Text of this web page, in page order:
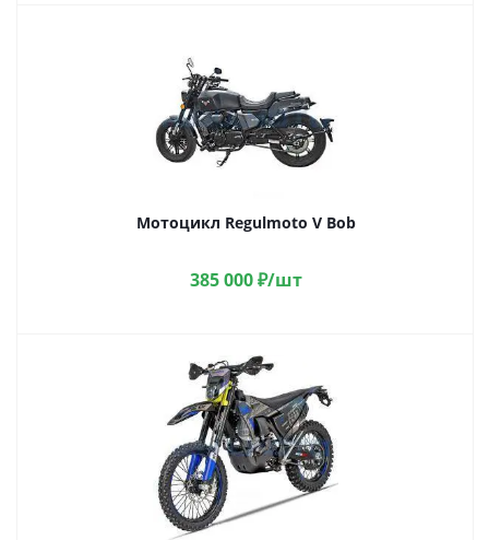
Мотоцикл Regulmoto V Bob
385 000₽/шт